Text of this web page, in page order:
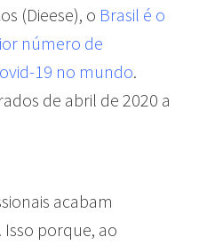
(Dieese), o Brasil é o
número de
19 no mundo.
de abril de 2020 a
acabam
porque, ao